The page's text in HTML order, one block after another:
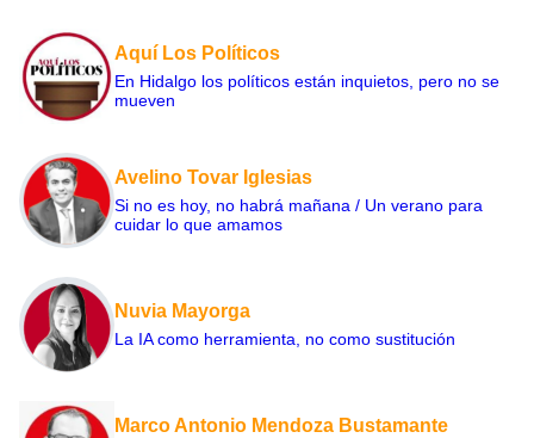
Aquí Los Políticos
En Hidalgo los políticos están inquietos, pero no se
mueven
Avelino Tovar Iglesias
Si no es hoy, no habrá mañana / Un verano para
cuidar lo que amamos
Nuvia Mayorga
La IA como herramienta, no como sustitución
Marco Antonio Mendoza Bustamante